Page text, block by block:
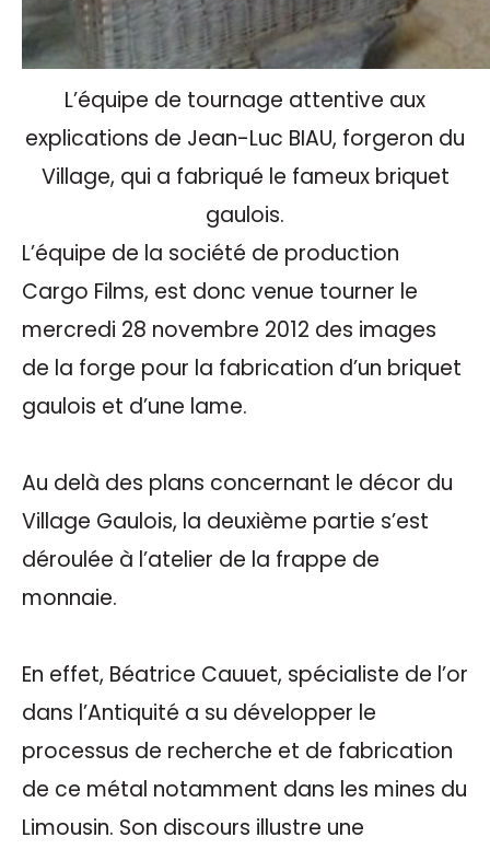
L’équipe de tournage attentive aux
explications de Jean-Luc BIAU, forgeron du
Village, qui a fabriqué le fameux briquet
gaulois.
L’équipe de la société de production
Cargo Films, est donc venue tourner le
mercredi 28 novembre 2012 des images
de la forge pour la fabrication d’un briquet
gaulois et d’une lame.
Au delà des plans concernant le décor du
Village Gaulois, la deuxième partie s’est
déroulée à l’atelier de la frappe de
monnaie.
En effet, Béatrice Cauuet, spécialiste de l’or
dans l’Antiquité a su développer le
processus de recherche et de fabrication
de ce métal notamment dans les mines du
Limousin. Son discours illustre une